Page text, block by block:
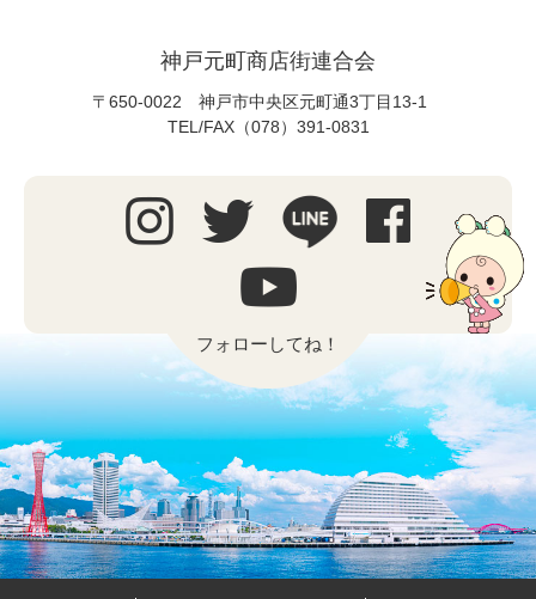
神戸元町商店街連合会
〒650-0022 神戸市中央区元町通3丁目13-1
TEL/FAX（078）391-0831
フォローしてね！